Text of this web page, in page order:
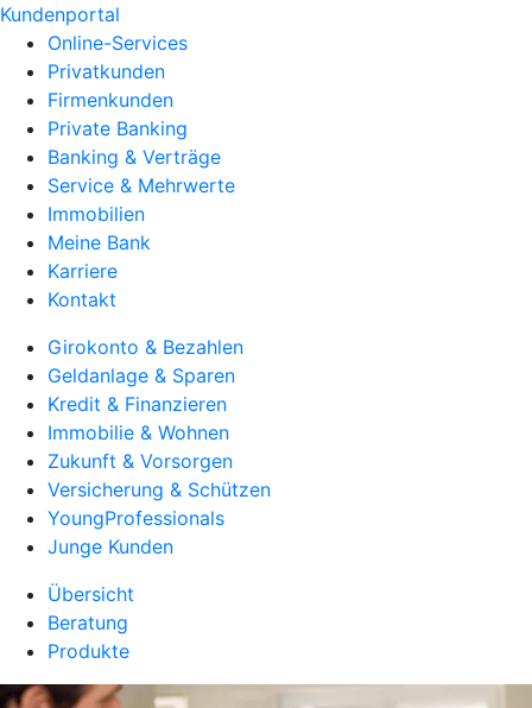
Kundenportal
Online-Services
Privatkunden
Firmenkunden
Private Banking
Banking & Verträge
Service & Mehrwerte
Immobilien
Meine Bank
Karriere
Kontakt
Girokonto & Bezahlen
Geldanlage & Sparen
Kredit & Finanzieren
Immobilie & Wohnen
Zukunft & Vorsorgen
Versicherung & Schützen
YoungProfessionals
Junge Kunden
Übersicht
Beratung
Produkte